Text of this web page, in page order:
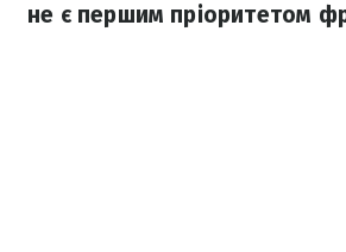
не є першим пріоритетом